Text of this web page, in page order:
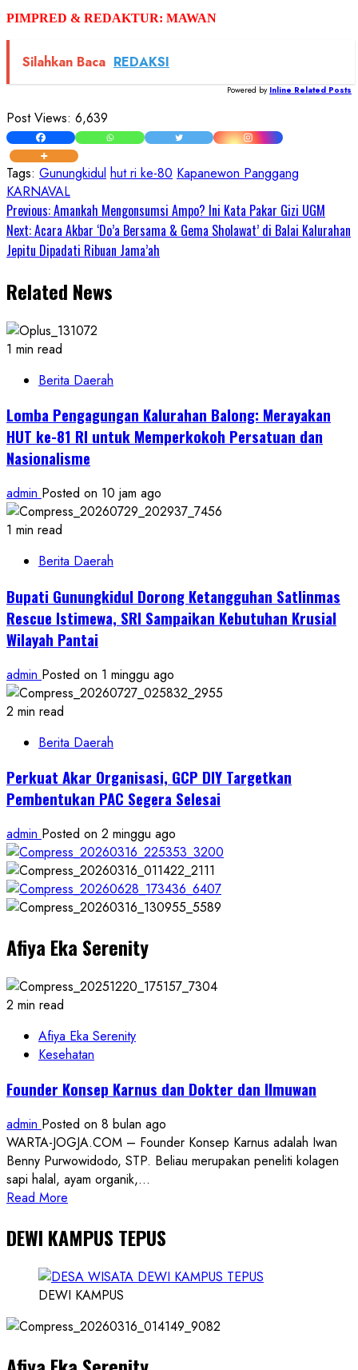
PIMPRED & REDAKTUR: MAWAN
Silahkan Baca REDAKSI
Powered by Inline Related Posts
Post Views: 6,639
Tags: Gunungkidul hut ri ke-80 Kapanewon Panggang
KARNAVAL
Continue
Reading
Previous:Amankah Mengonsumsi Ampo? Ini Kata Pakar Gizi UGM
Next:Acara Akbar ‘Do’a Bersama & Gema Sholawat’ di Balai Kalurahan
Jepitu Dipadati Ribuan Jama’ah
Related News
1 min read
Berita Daerah
Lomba Pengagungan Kalurahan Balong: Merayakan
HUT ke-81 RI untuk Memperkokoh Persatuan dan
Nasionalisme
admin Posted on 10 jam ago
1 min read
Berita Daerah
Bupati Gunungkidul Dorong Ketangguhan Satlinmas
Rescue Istimewa, SRI Sampaikan Kebutuhan Krusial
Wilayah Pantai
admin Posted on 1 minggu ago
2 min read
Berita Daerah
Perkuat Akar Organisasi, GCP DIY Targetkan
Pembentukan PAC Segera Selesai
admin Posted on 2 minggu ago
Afiya Eka Serenity
2 min read
Afiya Eka Serenity
Kesehatan
Founder Konsep Karnus dan Dokter dan Ilmuwan
admin Posted on 8 bulan ago
WARTA-JOGJA.COM – Founder Konsep Karnus adalah Iwan
Benny Purwowidodo, STP. Beliau merupakan peneliti kolagen
sapi halal, ayam organik,...
Read More
about
Founder
Konsep
Karnus
Dokter
Ilmuwan
DEWI KAMPUS TEPUS
DEWI KAMPUS